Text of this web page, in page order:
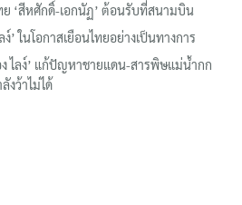
ทย ‘สีหศักดิ์-เอกนัฏ’ ต้อนรับที่สนามบิน
’ ในโอกาสเยือนไทยอย่างเป็นทางการ
ง ไลง์’ แก้ปัญหาชายแดน-สารพิษแม่น้ำกก
งว้าไม่ได้